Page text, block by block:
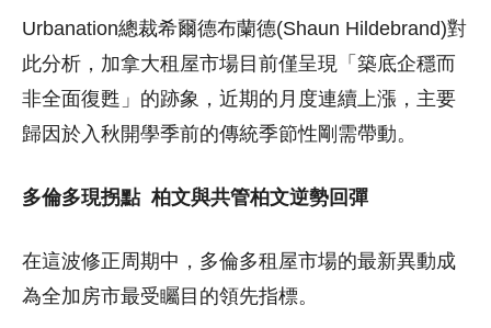
Urbanation總裁希爾德布蘭德(Shaun Hildebrand)對
此分析，加拿大租屋市場目前僅呈現「築底企穩而
非全面復甦」的跡象，近期的月度連續上漲，主要
歸因於入秋開學季前的傳統季節性剛需帶動。
多倫多現拐點 柏文與共管柏文逆勢回彈
在這波修正周期中，多倫多租屋市場的最新異動成
為全加房市最受矚目的領先指標。